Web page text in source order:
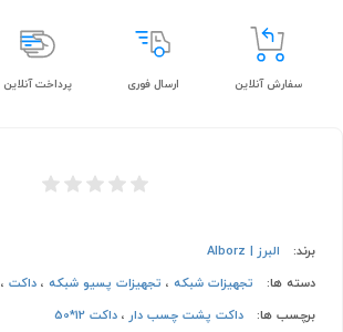
سفارش آنلاین ارسال فوری پرداخت آنلاین
برند:
البرز | Alborz
دسته ها:
تجهیزات شبکه ، تجهیزات پسیو شبکه ، داکت ،
برچسب ها:
داکت پشت چسب دار ، داکت 12*50